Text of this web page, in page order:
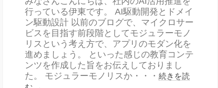
行っている伊東です。 AI駆動開発とドメイ
ン駆動設計 以前のブログで、マイクロサー
ビスを目指す前段階としてモジュラーモノ
リスという考え方で、アプリのモダン化を
進めましょう。 といった感じの教育コンテ
ンツを作成した旨をお伝えしておりまし
た。 モジュラーモノリスか・・・ 続きを読